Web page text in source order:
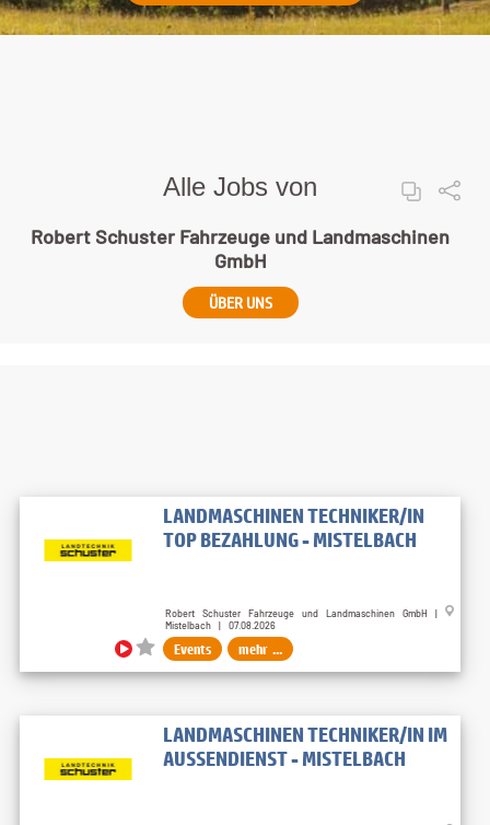
Alle Jobs von
Robert Schuster Fahrzeuge und Landmaschinen
GmbH
ÜBER UNS
LANDMASCHINEN TECHNIKER/IN
TOP BEZAHLUNG - MISTELBACH
Robert Schuster Fahrzeuge und Landmaschinen GmbH |
Mistelbach | 07.08.2026
Events mehr ...
LANDMASCHINEN TECHNIKER/IN IM
AUSSENDIENST - MISTELBACH